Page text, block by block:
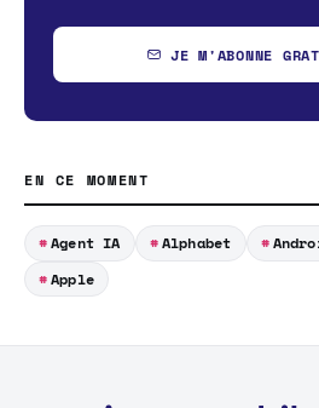
JE M'ABONNE
EN CE MOMENT
Agent IA Alphabet
Apple